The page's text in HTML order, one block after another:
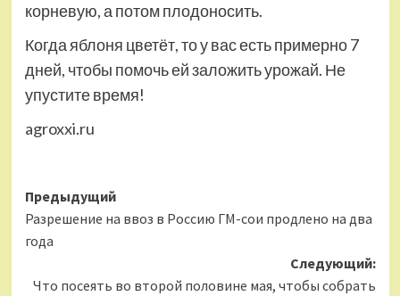
корневую, а потом плодоносить.
Когда яблоня цветёт, то у вас есть примерно 7
дней, чтобы помочь ей заложить урожай. Не
упустите время!
agroxxi.ru
Навигация
записи
Предыдущий
Разрешение на ввоз в Россию ГМ-сои продлено на два
года
Следующий:
Что посеять во второй половине мая, чтобы собрать